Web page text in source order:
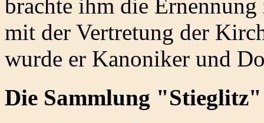
brachte ihm die
mit der Vertretung der
wurde er Kanoniker und
Die Sammlung